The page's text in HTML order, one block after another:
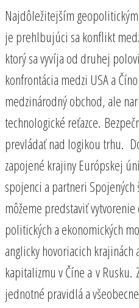
Najdôležitejším
je prehlbujúci sa konflikt
ktorý sa vyvíja od druhej
konfrontácia medzi USA a
medzinárodný obchod, ale
technologické reťazce.
prevládať nad logikou trhu.
zapojené krajiny Európskej
spojenci a partneri
môžeme predstaviť
politických a ekonomických
anglicky hovoriacich
kapitalizmu v Číne a v
jednotné pravidlá a